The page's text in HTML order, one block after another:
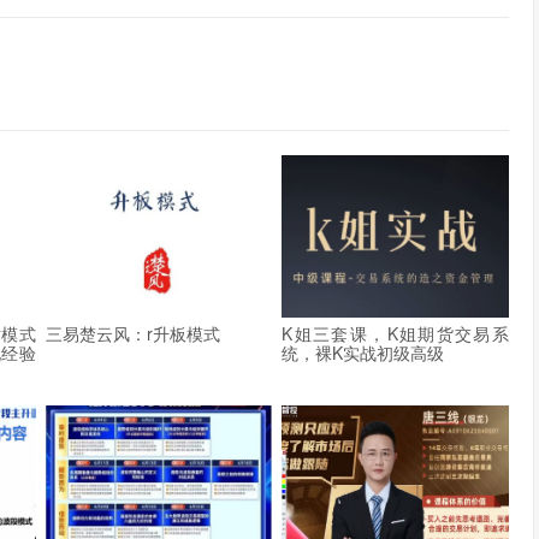
式
验
三易楚云风：r升板模式
K姐三套课，K姐期货交易系
统，裸K实战初级高级